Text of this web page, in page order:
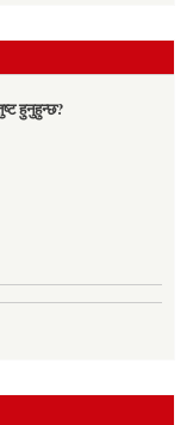
हुनुहुन्छ?